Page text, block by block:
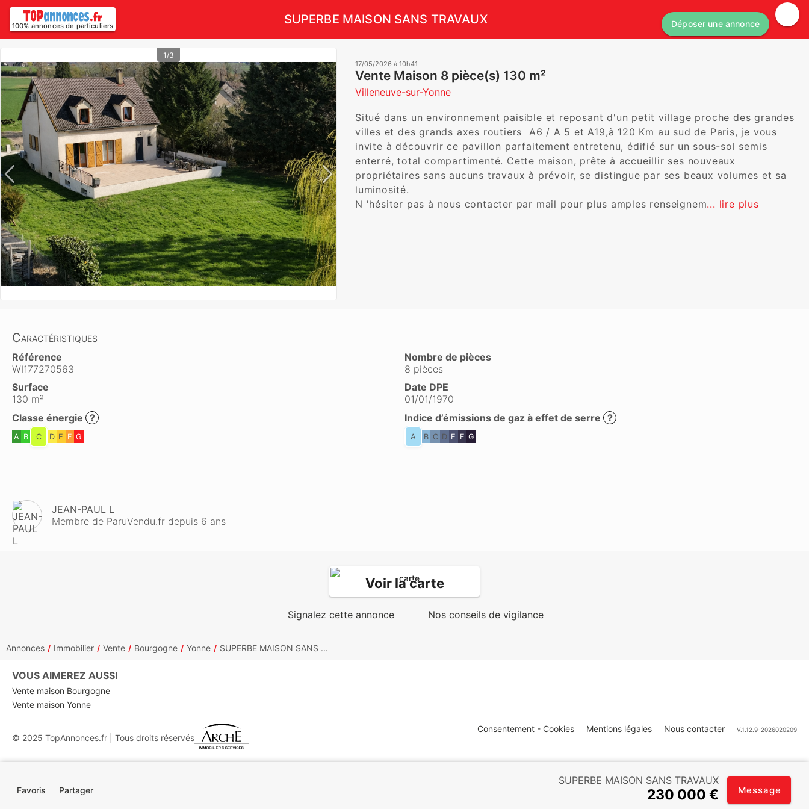
100% annonces de particuliers SUPERBE MAISON SANS TRAVAUX Déposer une annonce
1/3
17/05/2026 à 10h41
Vente Maison 8 pièce(s) 130 m²
Villeneuve-sur-Yonne
Situé dans un environnement paisible et reposant d'un petit village proche des grandes
villes et des grands axes routiers  A6 / A 5 et A19,à 120 Km au sud de Paris, je vous
invite à découvrir ce pavillon parfaitement entretenu, édifié sur un sous-sol semis
enterré, total compartimenté. Cette maison, prête à accueillir ses nouveaux
propriétaires sans aucuns travaux à prévoir, se distingue par ses beaux volumes et sa
luminosité.
N 'hésiter pas à nous contacter par mail pour plus amples renseignem... lire plus
Caractéristiques
Référence
WI177270563
Nombre de pièces
8 pièces
Surface
130 m²
Date DPE
01/01/1970
Classe énergie ?
A B C D E F G
Indice d’émissions de gaz à effet de serre ?
A B C D E F G
JEAN-PAUL L
Membre de ParuVendu.fr depuis 6 ans
Voir la carte
Signalez cette annonce Nos conseils de vigilance
Favoris Partager
SUPERBE MAISON SANS TRAVAUX
230 000 € Message
Annonces Immobilier Vente Bourgogne Yonne SUPERBE MAISON SANS ...
VOUS AIMEREZ AUSSI
Vente maison Bourgogne
Vente maison Yonne
© 2025 TopAnnonces.fr | Tous droits réservés
Consentement - Cookies Mentions légales Nous contacter V.1.12.9-2026020209